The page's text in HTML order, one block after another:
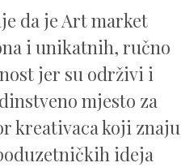
da je Art market
i unikatnih, ručno
jer su održivi i
mjesto za
kreativaca koji znaju
ideja